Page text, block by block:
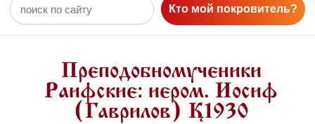
Кто мой покровитель?
Преподобномученики
Раифские: иером. Иосиф
(Гаврилов) †1930